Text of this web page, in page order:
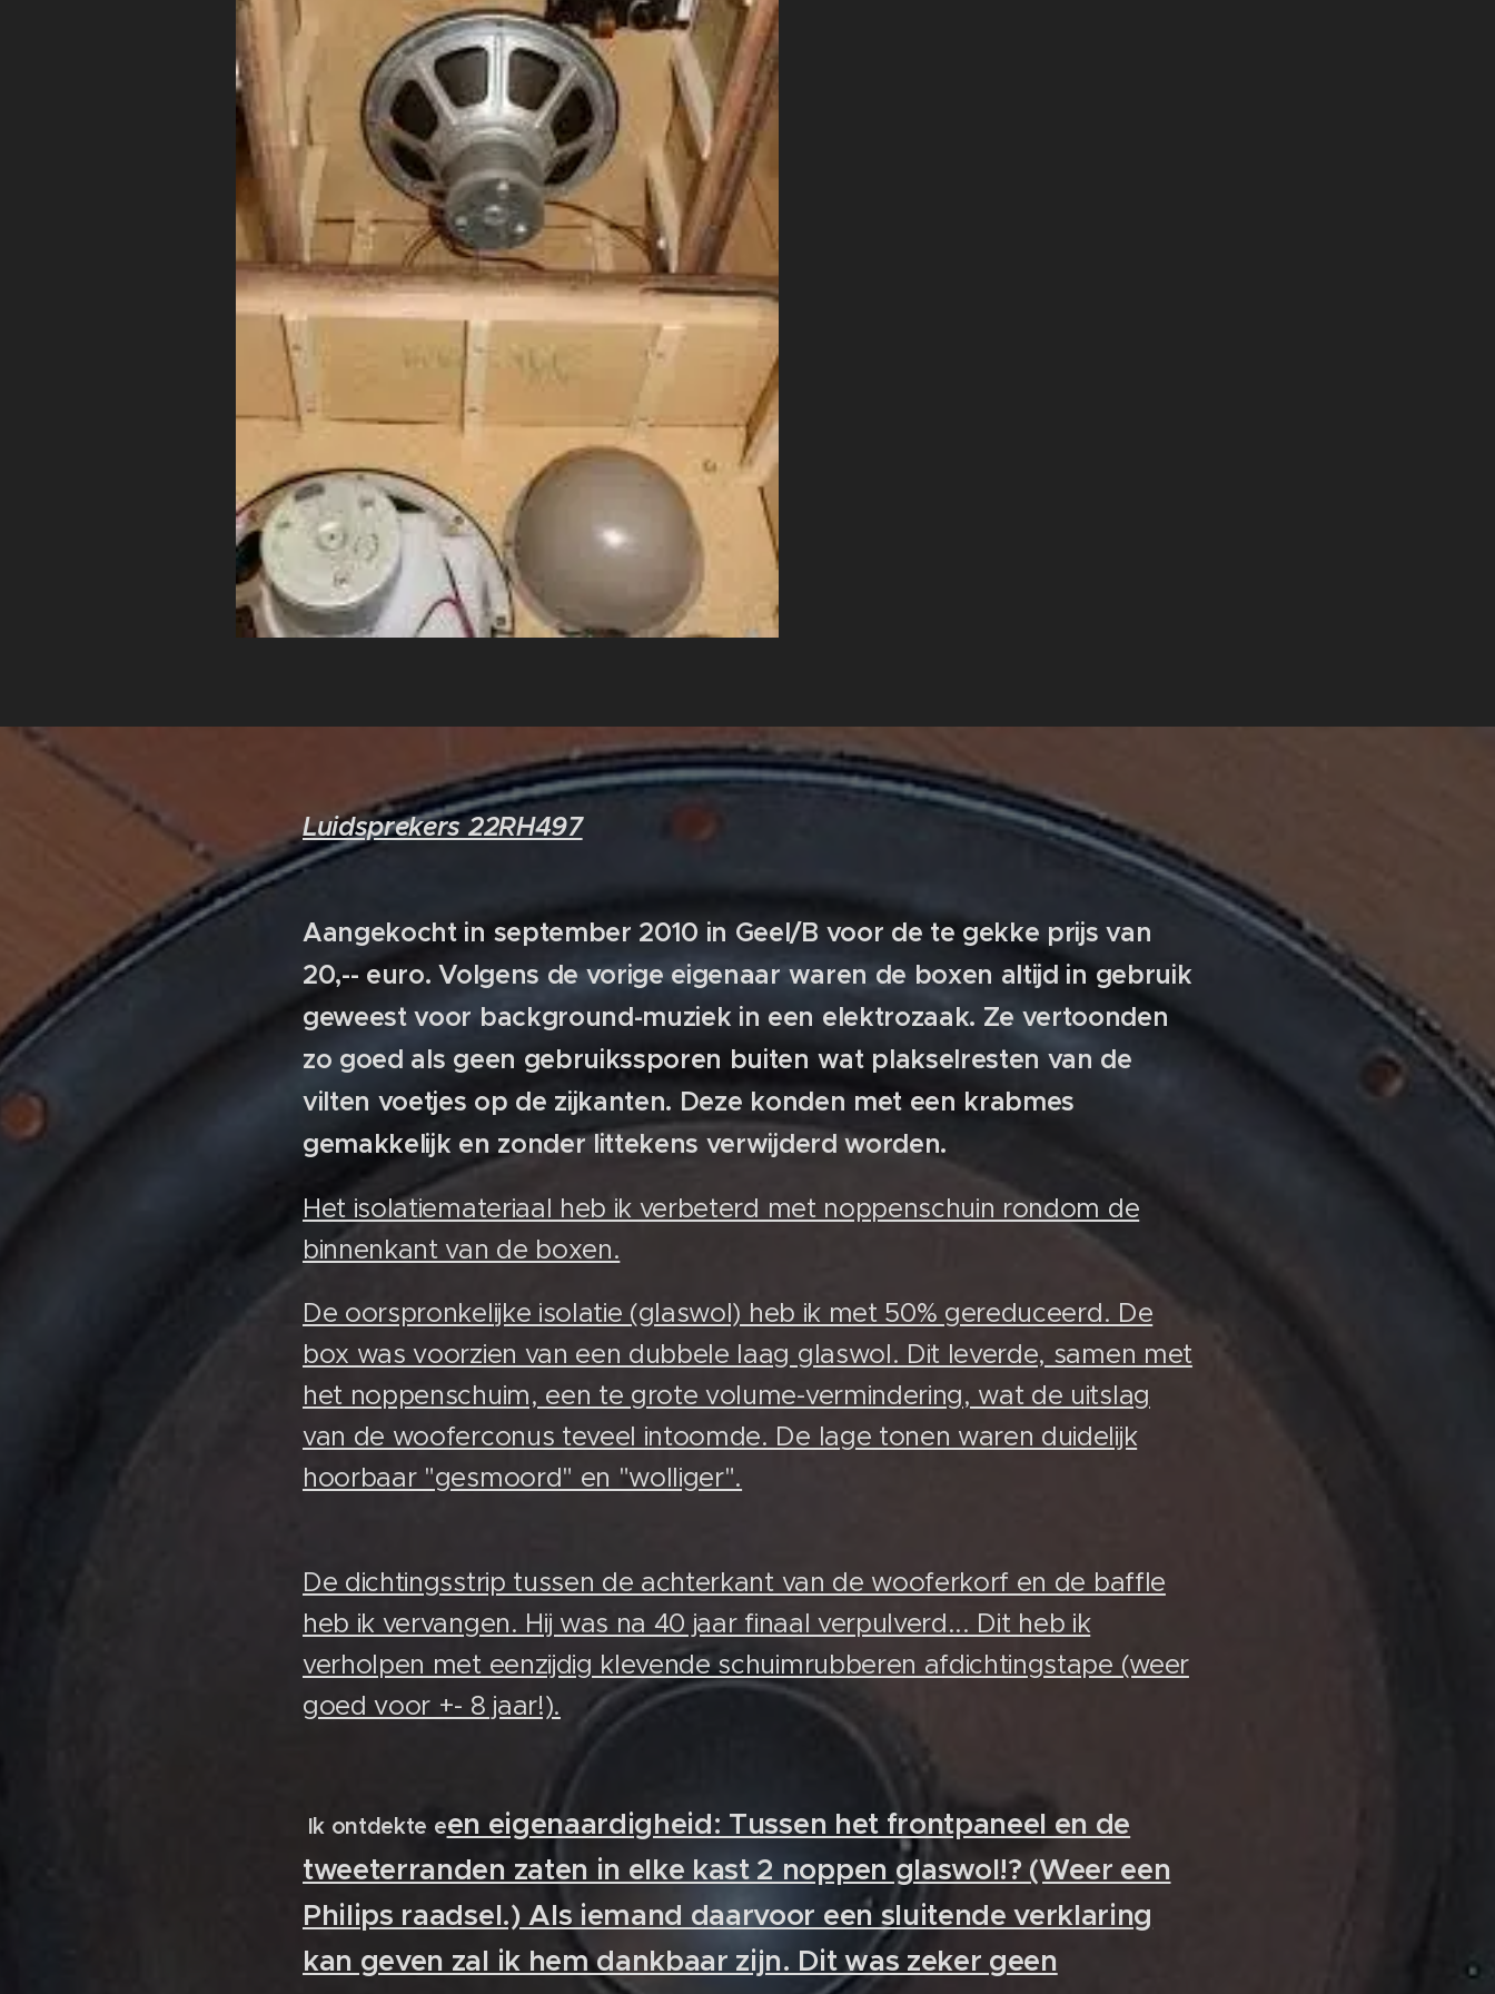
Luidsprekers 22RH497
Aangekocht in september 2010 in Geel/B voor de te gekke prijs van
20,-- euro. Volgens de vorige eigenaar waren de boxen altijd in gebruik
geweest voor background-muziek in een elektrozaak. Ze vertoonden
zo goed als geen gebruikssporen buiten wat plakselresten van de
vilten voetjes op de zijkanten. Deze konden met een krabmes
gemakkelijk en zonder littekens verwijderd worden.
Het isolatiemateriaal heb ik verbeterd met noppenschuin rondom de
binnenkant van de boxen.
De oorspronkelijke isolatie (glaswol) heb ik met 50% gereduceerd. De
box was voorzien van een dubbele laag glaswol. Dit leverde, samen met
het noppenschuim, een te grote volume-vermindering, wat de uitslag
van de wooferconus teveel intoomde. De lage tonen waren duidelijk
hoorbaar "gesmoord" en "wolliger".
De dichtingsstrip tussen de achterkant van de wooferkorf en de baffle
heb ik vervangen. Hij was na 40 jaar finaal verpulverd... Dit heb ik
verholpen met eenzijdig klevende schuimrubberen afdichtingstape (weer
goed voor +- 8 jaar!).
Ik ontdekte een eigenaardigheid: Tussen het frontpaneel en de
tweeterranden zaten in elke kast 2 noppen glaswol!? (Weer een
Philips raadsel.) Als iemand daarvoor een sluitende verklaring
kan geven zal ik hem dankbaar zijn. Dit was zeker geen